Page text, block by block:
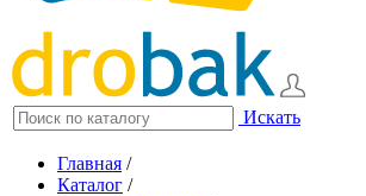
Искать
Главная /
Каталог /